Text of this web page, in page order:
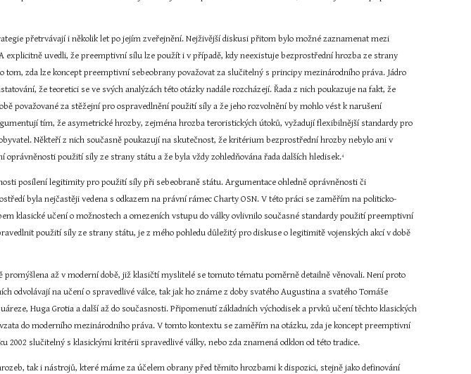
přetrvávají i několik let po jejím zveřejnění. Nejživější diskusi přitom bylo možné zaznamenat mezi
uvedli, že preemptivní sílu lze použít i v případě, kdy neexistuje bezprostřední hrozba ze strany
zda lze koncept preemptivní sebeobrany považovat za slučitelný s principy mezinárodního práva. Jádro
že teoretici se ve svých analýzách této otázky nadále rozcházejí. Řada z nich poukazuje na fakt, že
považované za stěžejní pro ospravedlnění použití síly a že jeho rozvolnění by mohlo vést k narušení
tím, že asymetrické hrozby, zejména hrozba teroristických útoků, vyžadují flexibilnější standardy pro
Někteří z nich současně poukazují na skutečnost, že kritérium bezprostřední hrozby nebylo ani v
použití síly ze strany státu a že byla vždy zohledňována řada dalších hledisek.4
posílení legitimity pro použití síly při sebeobraně státu. Argumentace ohledně oprávněnosti či
byla nejčastěji vedena s odkazem na právní rámec Charty OSN. V této práci se zaměřím na politicko-
klasické učení o možnostech a omezeních vstupu do války ovlivnilo současné standardy použití preemptivní
použití síly ze strany státu, je z mého pohledu důležitý pro diskuse o legitimitě vojenských akcí v době
až v moderní době, již klasičtí myslitelé se tomuto tématu poměrně detailně věnovali. Není proto
odvolávají na učení o spravedlivé válce, tak jak ho známe z doby svatého Augustina a svatého Tomáše
Huga Grotia a další až do současnosti. Připomenutí základních východisek a prvků učení těchto klasických
do moderního mezinárodního práva. V tomto kontextu se zaměřím na otázku, zda je koncept preemptivní
2002 slučitelný s klasickými kritérii spravedlivé války, nebo zda znamená odklon od této tradice.
tak i nástrojů, které máme za účelem obrany před těmito hrozbami k dispozici, stejně jako definování